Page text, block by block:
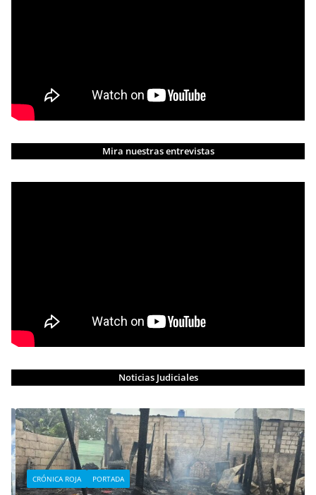
Mira nuestras entrevistas
Noticias Judiciales
CRÓNICA ROJA PORTADA